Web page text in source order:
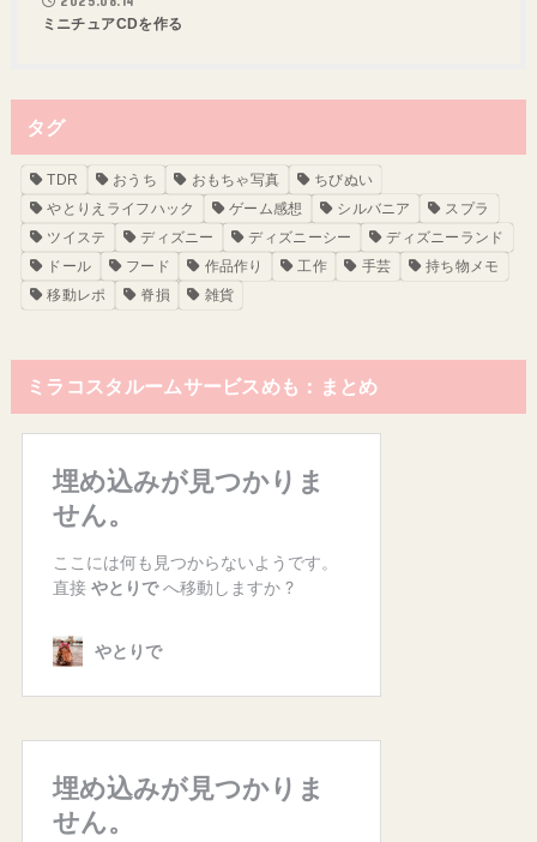
ミニチュアCDを作る
タグ
TDR おうち おもちゃ写真
ちびぬい
やとりえライフハック
ゲーム感想 シルバニア
スプラ
ツイステ
ディズニー ディズニーシー
ディズニーランド
ドール
フード 作品作り 工作 手芸
持ち物メモ
移動レポ
脊損 雑貨
ミラコスタルームサービスめも：まとめ